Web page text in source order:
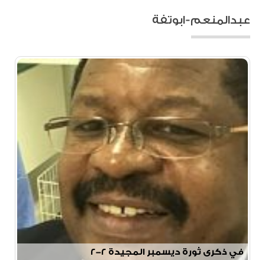
عبدالمنعم-ابوتفة
في ذكرى ثورة ديسمبر المجيدة ٢-٢